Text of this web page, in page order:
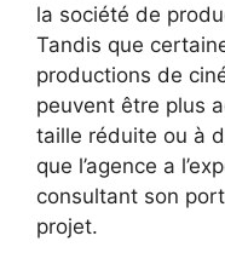
la société de
Tandis que
productions de
peuvent être plus
taille réduite ou à
que l’agence a
consultant son
projet.